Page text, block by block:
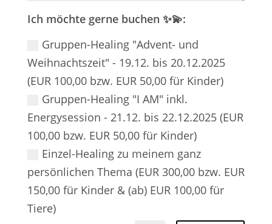
Ich möchte gerne buchen ✨💫:
Gruppen-Healing "Advent- und
Weihnachtszeit" - 19.12. bis 20.12.2025
(EUR 100,00 bzw. EUR 50,00 für Kinder)
Gruppen-Healing "I AM" inkl.
Energysession - 21.12. bis 22.12.2025 (EUR
100,00 bzw. EUR 50,00 für Kinder)
Einzel-Healing zu meinem ganz
persönlichen Thema (EUR 300,00 bzw. EUR
150,00 für Kinder & (ab) EUR 100,00 für
Tiere)